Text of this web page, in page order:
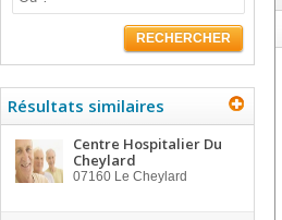
RECHERCHER
Résultats similaires
Centre Hospitalier Du
Cheylard
07160 Le Cheylard